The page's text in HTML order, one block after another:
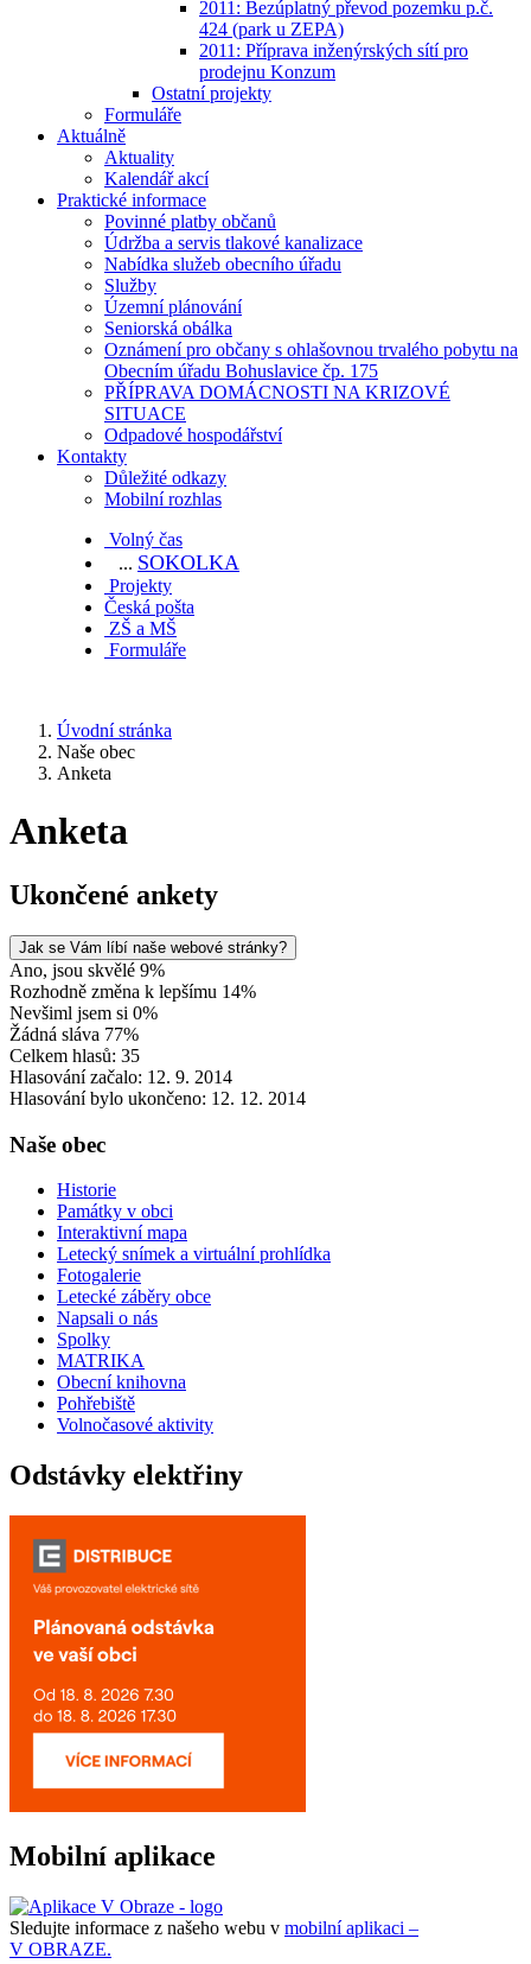
2011: Bezúplatný převod pozemku p.č.
424 (park u ZEPA)
2011: Příprava inženýrských sítí pro
prodejnu Konzum
Ostatní projekty
Formuláře
Aktuálně
Aktuality
Kalendář akcí
Praktické informace
Povinné platby občanů
Údržba a servis tlakové kanalizace
Nabídka služeb obecního úřadu
Služby
Územní plánování
Seniorská obálka
Oznámení pro občany s ohlašovnou trvalého pobytu na
Obecním úřadu Bohuslavice čp. 175
PŘÍPRAVA DOMÁCNOSTI NA KRIZOVÉ
SITUACE
Odpadové hospodářství
Kontakty
Důležité odkazy
Mobilní rozhlas
Volný čas
... SOKOLKA
Projekty
Česká pošta
ZŠ a MŠ
Formuláře
Úvodní stránka
Naše obec
Anketa
Anketa
Ukončené ankety
Jak se Vám líbí naše webové stránky?
Ano, jsou skvělé 9%
Rozhodně změna k lepšímu 14%
Nevšiml jsem si 0%
Žádná sláva 77%
Celkem hlasů: 35
Hlasování začalo: 12. 9. 2014
Hlasování bylo ukončeno: 12. 12. 2014
Naše obec
Historie
Památky v obci
Interaktivní mapa
Letecký snímek a virtuální prohlídka
Fotogalerie
Letecké záběry obce
Napsali o nás
Spolky
MATRIKA
Obecní knihovna
Pohřebiště
Volnočasové aktivity
Odstávky elektřiny
Mobilní aplikace
Sledujte informace z našeho webu v mobilní aplikaci –
V OBRAZE.